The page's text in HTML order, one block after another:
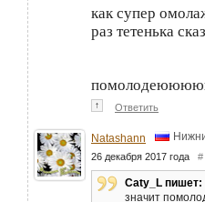
как супер
раз тетенька
↑ Ответить
Natashann
26 декабря 2017 года #
Caty_L пишет:
значит